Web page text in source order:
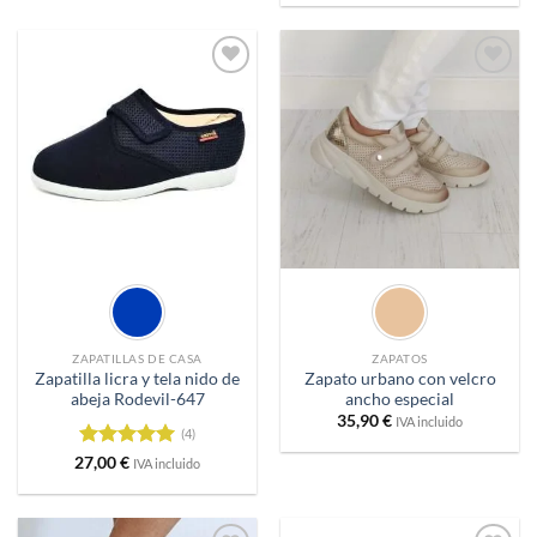
a
deseos
ZAPATILLAS DE CASA
Zapatilla licra y tela nido de
abeja Rodevil-647
Valorado
(4)
27,00€ IVA incluido
ZAPATOS
Zapato urbano con velcro
ancho especial
35,90€ IVA incluido